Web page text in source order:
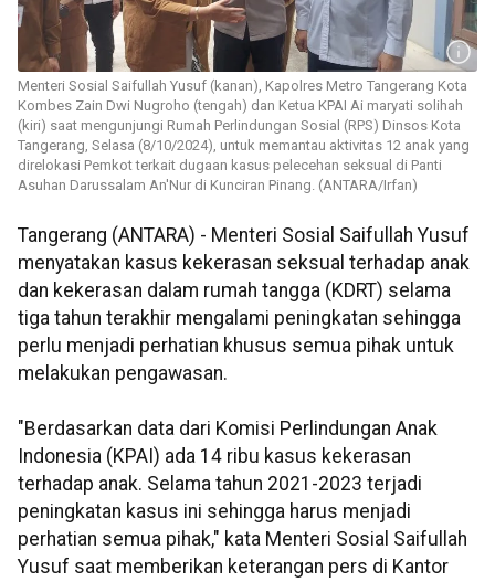
Menteri Sosial Saifullah Yusuf (kanan), Kapolres Metro Tangerang Kota
Kombes Zain Dwi Nugroho (tengah) dan Ketua KPAI Ai maryati solihah
(kiri) saat mengunjungi Rumah Perlindungan Sosial (RPS) Dinsos Kota
Tangerang, Selasa (8/10/2024), untuk memantau aktivitas 12 anak yang
direlokasi Pemkot terkait dugaan kasus pelecehan seksual di Panti
Asuhan Darussalam An'Nur di Kunciran Pinang. (ANTARA/Irfan)
Tangerang (ANTARA) - Menteri Sosial Saifullah Yusuf
menyatakan kasus kekerasan seksual terhadap anak
dan kekerasan dalam rumah tangga (KDRT) selama
tiga tahun terakhir mengalami peningkatan sehingga
perlu menjadi perhatian khusus semua pihak untuk
melakukan pengawasan.
"Berdasarkan data dari Komisi Perlindungan Anak
Indonesia (KPAI) ada 14 ribu kasus kekerasan
terhadap anak. Selama tahun 2021-2023 terjadi
peningkatan kasus ini sehingga harus menjadi
perhatian semua pihak," kata Menteri Sosial Saifullah
Yusuf saat memberikan keterangan pers di Kantor